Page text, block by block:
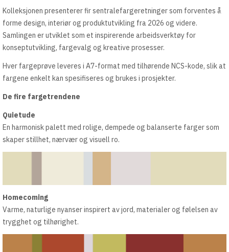
Kolleksjonen presenterer fir sentralefargeretninger som forventes å
forme design, interiør og produktutvikling fra 2026 og videre.
Samlingen er utviklet som et inspirerende arbeidsverktøy for
konseptutvikling, fargevalg og kreative prosesser.
Hver fargeprøve leveres i A7-format med tilhørende NCS-kode, slik at
fargene enkelt kan spesifiseres og brukes i prosjekter.
De fire fargetrendene
Quietude
En harmonisk palett med rolige, dempede og balanserte farger som
skaper stillhet, nærvær og visuell ro.
Homecoming
Varme, naturlige nyanser inspirert av jord, materialer og følelsen av
trygghet og tilhørighet.